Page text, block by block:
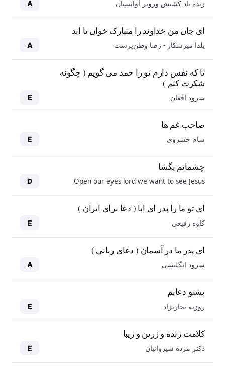
زنده یاد کشیش ورویر آوانسیان A
ای جان من خداوند را متبارک خوان تا ابد
یلدا میرشکار - رضا وطن‌پرست A
تا که نفس دارم تو را حمد می گویم ( چگونه
شکرت کنم )
سرود افغان E
صاحب غم ها
سام خسروی E
چشمانم بگشا
Open our eyes lord we want to see Jesus
D
ای تو ما را پدر ای ابا ( دعا برای ایران )
کاوه رفیعی E
ای پدر ما در آسمان ( دعای ربانی )
سرود انگلیسی A
بشنو دعایم
روزبه نجارنژاد E
کلامت زنده و زرین و زیبا
دکتر مژده شیروانیان E